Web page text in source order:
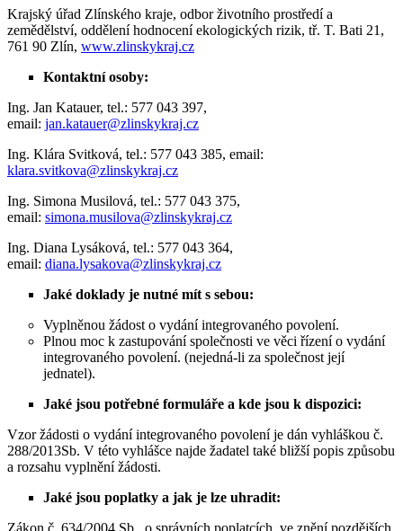
Krajský úřad Zlínského kraje, odbor životního prostředí a
zemědělství, oddělení hodnocení ekologických rizik, tř. T. Bati 21,
761 90 Zlín, www.zlinskykraj.cz
Kontaktní osoby:
Ing. Jan Katauer, tel.: 577 043 397,
email: jan.katauer@zlinskykraj.cz
Ing. Klára Svitková, tel.: 577 043 385, email:
klara.svitkova@zlinskykraj.cz
Ing. Simona Musilová, tel.: 577 043 375,
email: simona.musilova@zlinskykraj.cz
Ing. Diana Lysáková, tel.: 577 043 364,
email: diana.lysakova@zlinskykraj.cz
Jaké doklady je nutné mít s sebou:
Vyplněnou žádost o vydání integrovaného povolení.
Plnou moc k zastupování společnosti ve věci řízení o vydání
integrovaného povolení. (nejedná-li za společnost její
jednatel).
Jaké jsou potřebné formuláře a kde jsou k dispozici:
Vzor žádosti o vydání integrovaného povolení je dán vyhláškou č.
288/2013Sb. V této vyhlášce najde žadatel také bližší popis způsobu
a rozsahu vyplnění žádosti.
Jaké jsou poplatky a jak je lze uhradit:
Zákon č. 634/2004 Sb., o správních poplatcích, ve znění pozdějších